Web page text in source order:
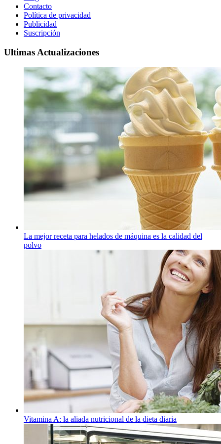
Contacto
Política de privacidad
Publicidad
Suscripción
Ultimas Actualizaciones
La mejor receta para helados de máquina es la calidad del
polvo
Vitamina A: la aliada nutricional de la dieta diaria